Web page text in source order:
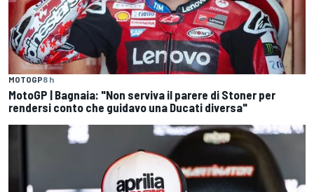
MOTOGP8 h
MotoGP | Bagnaia: "Non serviva il parere di Stoner per
rendersi conto che guidavo una Ducati diversa"